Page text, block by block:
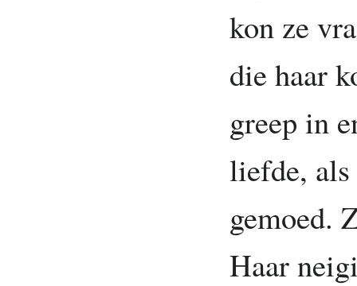
kon ze
die haar
greep in
liefde,
gemoed.
Haar